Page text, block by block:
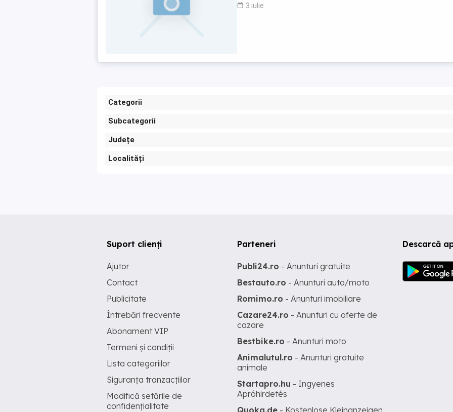
3 iulie
Categorii
Subcategorii
Județe
Localități
Descarcă
Suport clienți
Ajutor
Contact
Publicitate
Întrebări frecvente
Abonament VIP
Termeni și condiții
Lista categoriilor
Siguranța tranzacțiilor
Modifică setările de
confidențialitate
Parteneri
Publi24.ro - Anunturi gratuite
Bestauto.ro - Anunturi auto/moto
Romimo.ro - Anunturi imobiliare
Cazare24.ro - Anunturi cu oferte de
cazare
Bestbike.ro - Anunturi moto
Animalutul.ro - Anunturi gratuite
animale
Startapro.hu - Ingyenes
Apróhirdetés
Quoka.de - Kostenlose Kleinanzeigen